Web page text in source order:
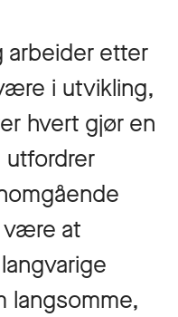
arbeider etter
i utvikling,
hvert gjør en
utfordrer
være at
langsomme,